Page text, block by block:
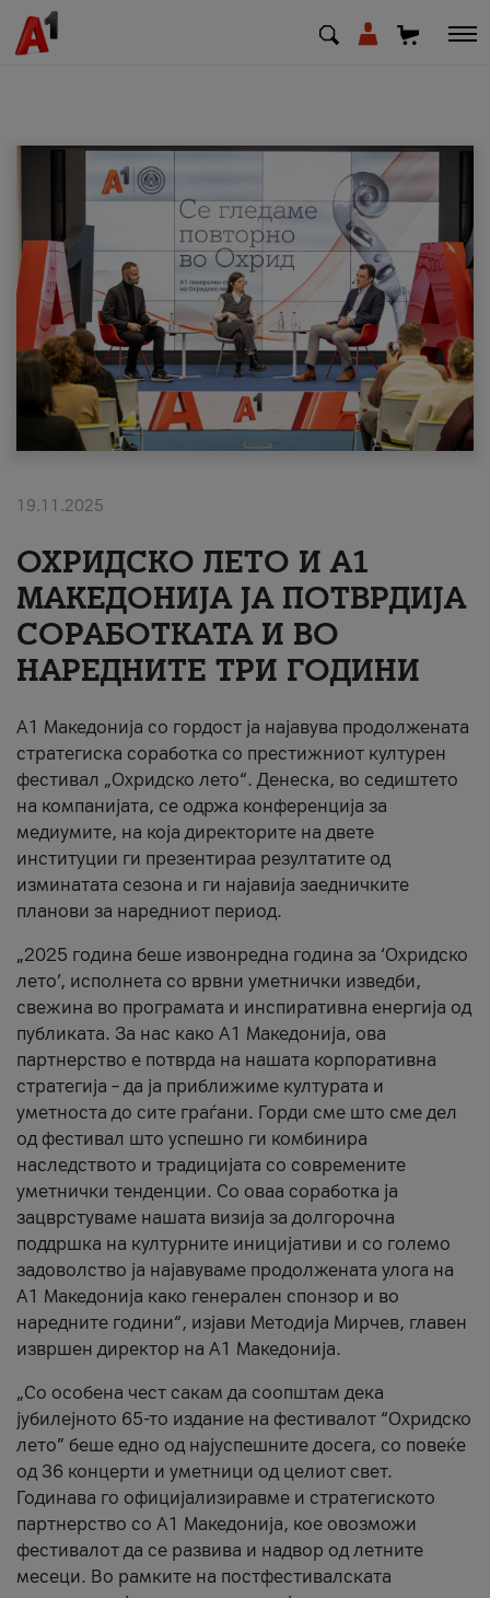
МК SQ
Приватни Деловни
Поддршка
Надополни кредит
#ПодобарОнлајн
19.11.2025
ОХРИДСКО ЛЕТО И A1
МАКЕДОНИЈА ЈА ПОТВРДИЈА
СОРАБОТКАТА И ВО
НАРЕДНИТЕ ТРИ ГОДИНИ
A1 Македонија со гордост ја најавува продолжената
стратегиска соработка со престижниот културен
фестивал „Охридско лето“. Денеска, во седиштето
на компанијата, се одржа конференција за
медиумите, на која директорите на двете
институции ги презентираа резултатите од
изминатата сезона и ги најавија заедничките
планови за наредниот период.
„2025 година беше извонредна година за ‘Охридско
лето’, исполнета со врвни уметнички изведби,
свежина во програмата и инспиративна енергија од
публиката. За нас како A1 Македонија, ова
партнерство е потврда на нашата корпоративна
стратегија – да ја приближиме културата и
уметноста до сите граѓани. Горди сме што сме дел
од фестивал што успешно ги комбинира
наследството и традицијата со современите
уметнички тенденции. Со оваа соработка ја
зацврстуваме нашата визија за долгорочна
поддршка на културните иницијативи и со големо
задоволство ја најавуваме продолжената улога на
A1 Македонија како генерален спонзор и во
наредните години“, изјави Методија Мирчев, главен
извршен директор на A1 Македонија.
„Со особена чест сакам да соопштам дека
јубилејното 65-то издание на фестивалот “Охридско
лето” беше едно од најуспешните досега, со повеќе
од 36 концерти и уметници од целиот свет.
Годинава го официјализиравме и стратегиското
партнерство со А1 Македонија, кое овозможи
фестивалот да се развива и надвор од летните
месеци. Во рамките на постфестивалската